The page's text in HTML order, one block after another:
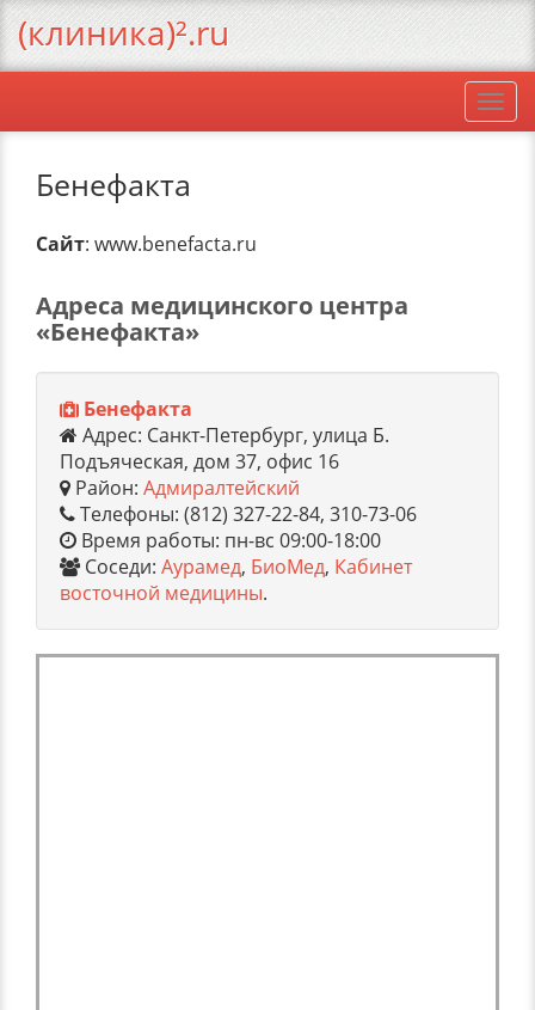
Бенефакта
Сайт: www.benefacta.ru
Адреса медицинского центра
«Бенефакта»
Бенефакта
Адрес: Санкт-Петербург, улица Б.
Подъяческая, дом 37, офис 16
Район: Адмиралтейский
Телефоны: (812) 327-22-84, 310-73-06
Время работы: пн-вс 09:00-18:00
Соседи: Аурамед, БиоМед, Кабинет
восточной медицины.
(клиника)².ru